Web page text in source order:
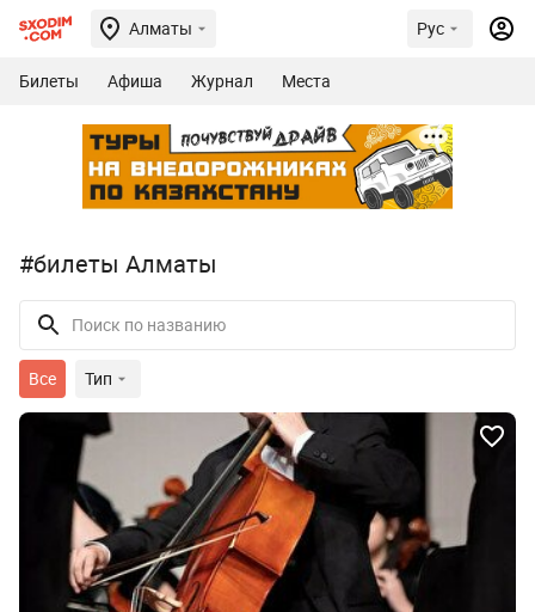
Алматы Рус
Билеты Афиша Журнал Места
#билеты Алматы
Все Тип